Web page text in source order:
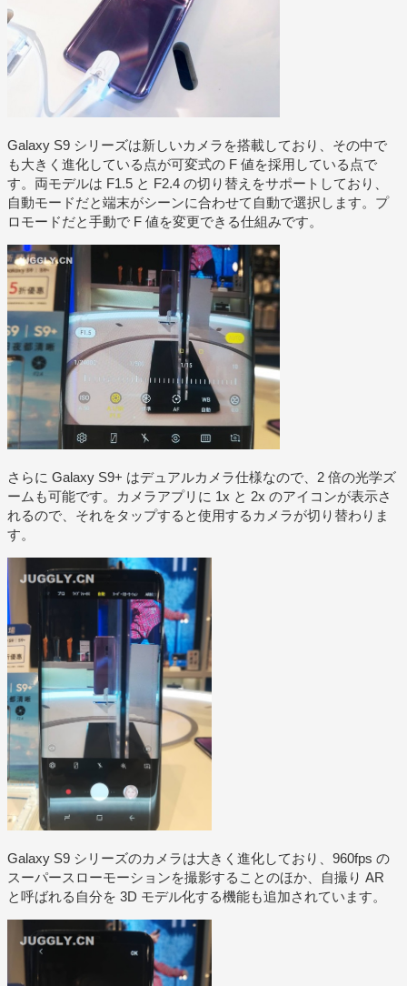
Galaxy S9 シリーズは新しいカメラを搭載しており、その中で
も大きく進化している点が可変式の F 値を採用している点で
す。両モデルは F1.5 と F2.4 の切り替えをサポートしており、
自動モードだと端末がシーンに合わせて自動で選択します。プ
ロモードだと手動で F 値を変更できる仕組みです。
さらに Galaxy S9+ はデュアルカメラ仕様なので、2 倍の光学ズ
ームも可能です。カメラアプリに 1x と 2x のアイコンが表示さ
れるので、それをタップすると使用するカメラが切り替わりま
す。
Galaxy S9 シリーズのカメラは大きく進化しており、960fps の
スーパースローモーションを撮影することのほか、自撮り AR
と呼ばれる自分を 3D モデル化する機能も追加されています。